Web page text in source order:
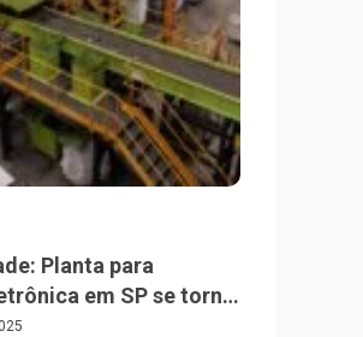
Planta para
em SP se torna
Latina